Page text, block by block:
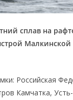
сплав на
Малкинской
Российская
Камчатка,